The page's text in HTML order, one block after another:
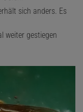
sich anders. Es
weiter gestiegen